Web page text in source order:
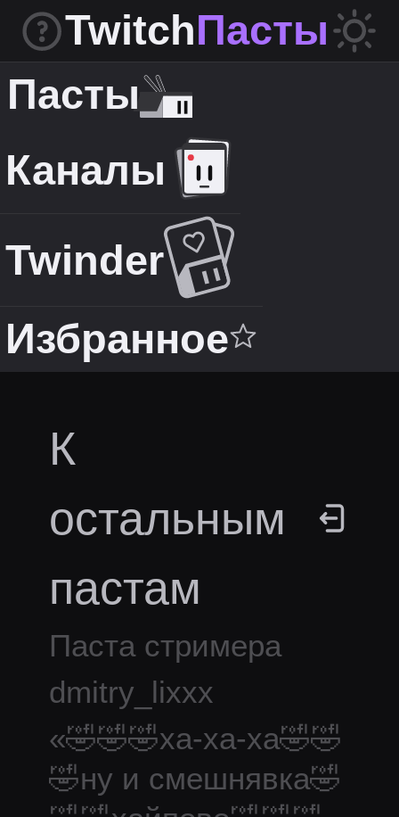
TwitchПасты
Пасты
Каналы
Twinder
Избранное
К
остальным
пастам
Паста стримера
dmitry_lixxx
«🤣🤣🤣ха-ха-ха🤣🤣
🤣ну и смешнявка🤣